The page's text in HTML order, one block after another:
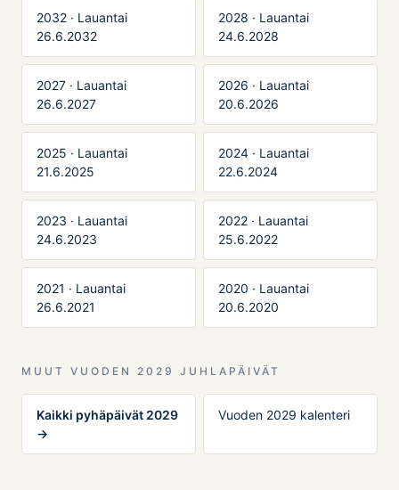
2032 · Lauantai
26.6.2032
2028 · Lauantai
24.6.2028
2027 · Lauantai
26.6.2027
2026 · Lauantai
20.6.2026
2025 · Lauantai
21.6.2025
2024 · Lauantai
22.6.2024
2023 · Lauantai
24.6.2023
2022 · Lauantai
25.6.2022
2021 · Lauantai
26.6.2021
2020 · Lauantai
20.6.2020
MUUT VUODEN 2029 JUHLAPÄIVÄT
Kaikki pyhäpäivät 2029
→
Vuoden 2029 kalenteri